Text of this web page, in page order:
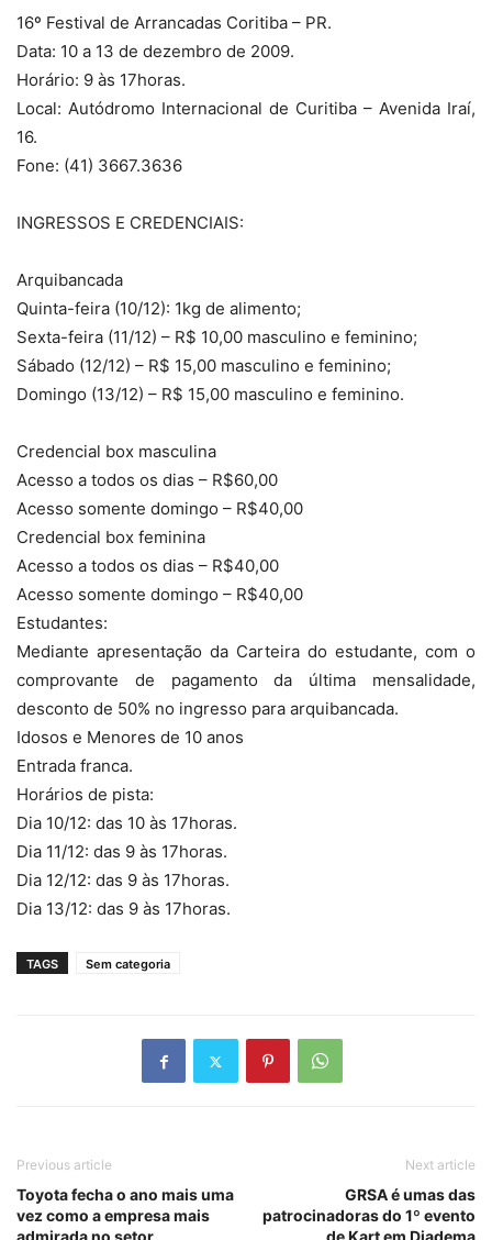
16º Festival de Arrancadas Coritiba – PR.
Data: 10 a 13 de dezembro de 2009.
Horário: 9 às 17horas.
Local: Autódromo Internacional de Curitiba – Avenida Iraí,
16.
Fone: (41) 3667.3636
INGRESSOS E CREDENCIAIS:
Arquibancada
Quinta-feira (10/12): 1kg de alimento;
Sexta-feira (11/12) – R$ 10,00 masculino e feminino;
Sábado (12/12) – R$ 15,00 masculino e feminino;
Domingo (13/12) – R$ 15,00 masculino e feminino.
Credencial box masculina
Acesso a todos os dias – R$60,00
Acesso somente domingo – R$40,00
Credencial box feminina
Acesso a todos os dias – R$40,00
Acesso somente domingo – R$40,00
Estudantes:
Mediante apresentação da Carteira do estudante, com o
comprovante de pagamento da última mensalidade,
desconto de 50% no ingresso para arquibancada.
Idosos e Menores de 10 anos
Entrada franca.
Horários de pista:
Dia 10/12: das 10 às 17horas.
Dia 11/12: das 9 às 17horas.
Dia 12/12: das 9 às 17horas.
Dia 13/12: das 9 às 17horas.
TAGS Sem categoria
Previous article
Toyota fecha o ano mais uma
vez como a empresa mais
Next article
GRSA é umas das
patrocinadoras do 1º evento